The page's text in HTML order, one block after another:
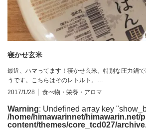
寝かせ玄米
最近、ハマってます！寝かせ玄米。特別な圧力鍋
うです。こちらはそのレトルト。…
2017/1/28
食べ物・栄養・アロマ
Warning: Undefined array key
/home/himawarinnet/himawarin.net/
content/themes/core_tcd027/